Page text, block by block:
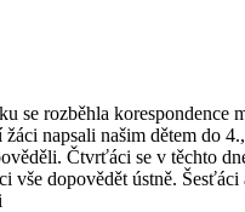
se rozběhla korespondence
napsali našim dětem do
Čtvrťáci se v těchto
dopovědět ústně. Šesťáci